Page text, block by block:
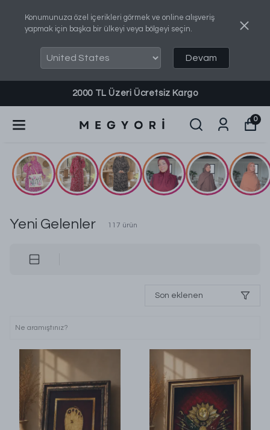
Konumunuza özel içerikleri görmek ve online alışveriş
yapmak için başka bir ülkeyi veya bölgeyi seçin.
Devam
2000 TL Üzeri Ücretsiz Kargo
0
Yeni Gelenler 117 ürün
Son eklenen